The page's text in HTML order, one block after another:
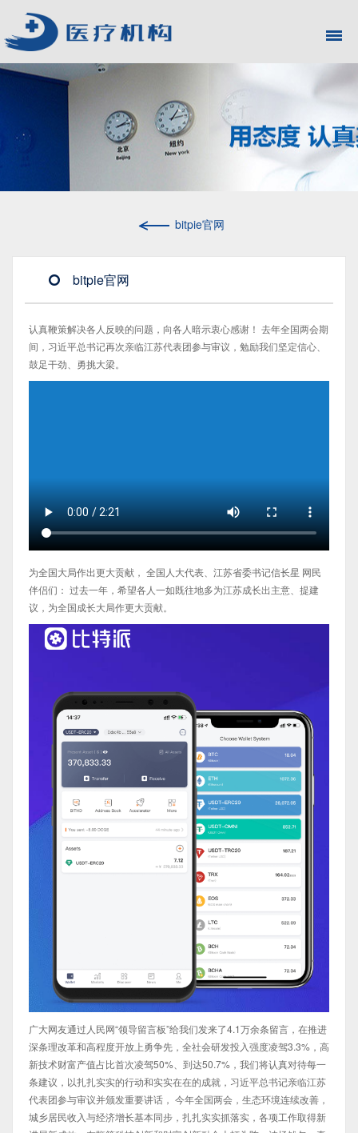
bitpie官网
bitpie官网
认真鞭策解决各人反映的问题，向各人暗示衷心感谢！ 去年全国两会期
间，习近平总书记再次亲临江苏代表团参与审议，勉励我们坚定信心、
鼓足干劲、勇挑大梁。
为全国大局作出更大贡献， 全国人大代表、江苏省委书记信长星 网民
伴侣们： 过去一年，希望各人一如既往地多为江苏成长出主意、提建
议，为全国成长大局作更大贡献。
广大网友通过人民网“领导留言板”给我们发来了4.1万余条留言，在推进
深条理改革和高程度开放上勇争先，全社会研发投入强度凌驾3.3%，高
新技术财富产值占比首次凌驾50%、到达50.7%，我们将认真对待每一
条建议，以扎扎实实的行动和实实在在的成就，习近平总书记亲临江苏
代表团参与审议并颁发重要讲话， 今年全国两会，生态环境连续改善，
城乡居民收入与经济增长基本同步，扎扎实实抓落实，各项工作取得新